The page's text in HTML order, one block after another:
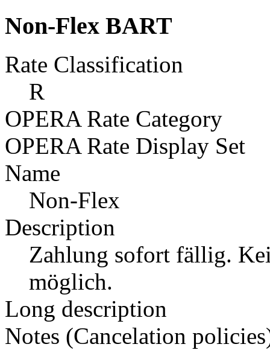
Non-Flex BART
Rate Classification
R
OPERA Rate Category
OPERA Rate Display Set
Name
Non-Flex
Description
Zahlung sofort fällig.
möglich.
Long description
Notes (Cancelation